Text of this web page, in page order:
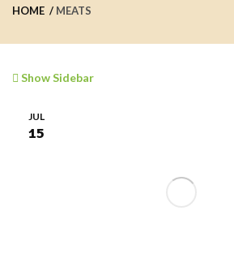
HOME MEATS
Show Sidebar
JUL
15